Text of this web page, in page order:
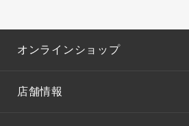
オンラインショップ
店舗情報